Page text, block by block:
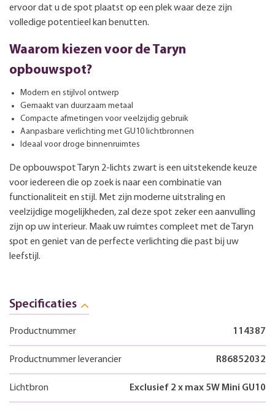
ervoor dat u de spot plaatst op een plek waar deze zijn
volledige potentieel kan benutten.
Waarom kiezen voor de Taryn
opbouwspot?
Modern en stijlvol ontwerp
Gemaakt van duurzaam metaal
Compacte afmetingen voor veelzijdig gebruik
Aanpasbare verlichting met GU10 lichtbronnen
Ideaal voor droge binnenruimtes
De opbouwspot Taryn 2-lichts zwart is een uitstekende keuze
voor iedereen die op zoek is naar een combinatie van
functionaliteit en stijl. Met zijn moderne uitstraling en
veelzijdige mogelijkheden, zal deze spot zeker een aanvulling
zijn op uw interieur. Maak uw ruimtes compleet met de Taryn
spot en geniet van de perfecte verlichting die past bij uw
leefstijl.
Specificaties
Productnummer 114387
Productnummer leverancier R86852032
Lichtbron Exclusief 2 x max 5W Mini GU10